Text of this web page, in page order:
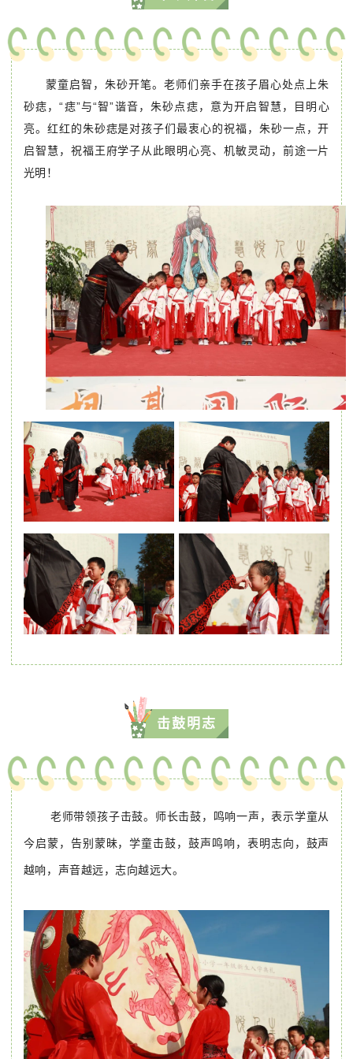
蒙童启智，朱砂开笔。老师们亲手在孩子眉心处点上朱
砂痣，“痣”与“智”谐音，朱砂点痣，意为开启智慧，目明心
亮。红红的朱砂痣是对孩子们最衷心的祝福，朱砂一点，开
启智慧，祝福王府学子从此眼明心亮、机敏灵动，前途一片
光明！
击鼓明志
老师带领孩子击鼓。师长击鼓，鸣响一声，表示学童从
今启蒙，告别蒙昧，学童击鼓，鼓声鸣响，表明志向，鼓声
越响，声音越远，志向越远大。